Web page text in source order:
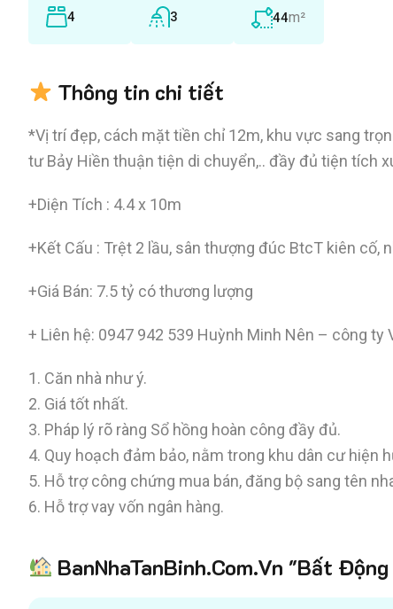
4
3
44m²
Thông tin chi tiết
*Vị trí đẹp, cách mặt tiền chỉ 12m, khu vực sang
tư Bảy Hiền thuận tiện di chuyển,.. đầy đủ tiện tích
+Diện Tích : 4.4 x 10m
+Kết Cấu : Trệt 2 lầu, sân thượng đúc BtcT kiên cố,
+Giá Bán: 7.5 tỷ có thương lượng
+ Liên hệ: 0947 942 539 Huỳnh Minh Nên – công ty
1. Căn nhà như ý.
2. Giá tốt nhất.
3. Pháp lý rõ ràng Sổ hồng hoàn công đầy đủ.
4. Quy hoạch đảm bảo, nằm trong khu dân cư hiện
5. Hỗ trợ công chứng mua bán, đăng bộ sang tên
6. Hỗ trợ vay vốn ngân hàng.
BanNhaTanBinh.Com.Vn "Bất